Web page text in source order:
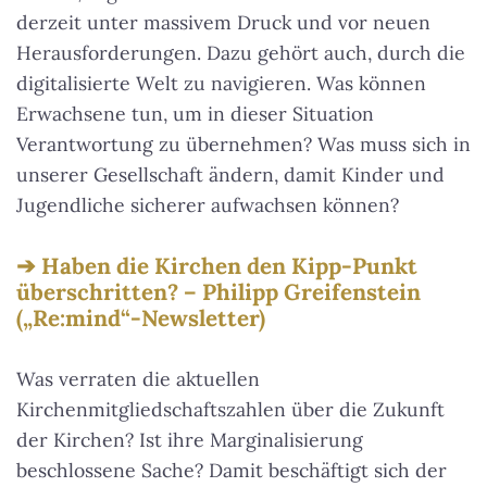
derzeit unter massivem Druck und vor neuen
Herausforderungen. Dazu gehört auch, durch die
digitalisierte Welt zu navigieren. Was können
Erwachsene tun, um in dieser Situation
Verantwortung zu übernehmen? Was muss sich in
unserer Gesellschaft ändern, damit Kinder und
Jugendliche sicherer aufwachsen können?
Haben die Kirchen den Kipp-Punkt
überschritten? – Philipp Greifenstein
(„Re:mind“-Newsletter)
Was verraten die aktuellen
Kirchenmitgliedschaftszahlen über die Zukunft
der Kirchen? Ist ihre Marginalisierung
beschlossene Sache? Damit beschäftigt sich der